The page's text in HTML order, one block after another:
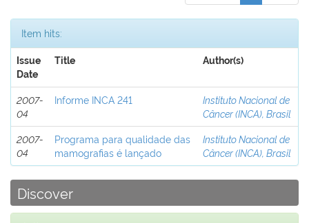
Item hits:
Issue
Date
Title Author(s)
2007-
04
Informe INCA 241
Instituto Nacional de
Câncer (INCA), Brasil
2007-
04
Programa para qualidade das
mamografias é lançado
Instituto Nacional de
Câncer (INCA), Brasil
Discover